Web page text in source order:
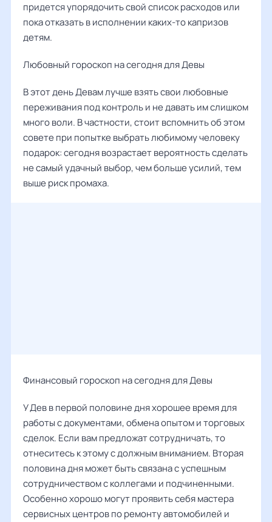
придется упорядочить свой список расходов или
пока отказать в исполнении каких-то капризов
детям.
Любовный гороскоп на сегодня для Девы
В этот день Девам лучше взять свои любовные
переживания под контроль и не давать им слишком
много воли. В частности, стоит вспомнить об этом
совете при попытке выбрать любимому человеку
подарок: сегодня возрастает вероятность сделать
не самый удачный выбор, чем больше усилий, тем
выше риск промаха.
Финансовый гороскоп на сегодня для Девы
У Дев в первой половине дня хорошее время для
работы с документами, обмена опытом и торговых
сделок. Если вам предложат сотрудничать, то
отнеситесь к этому с должным вниманием. Вторая
половина дня может быть связана с успешным
сотрудничеством с коллегами и подчиненными.
Особенно хорошо могут проявить себя мастера
сервисных центров по ремонту автомобилей и